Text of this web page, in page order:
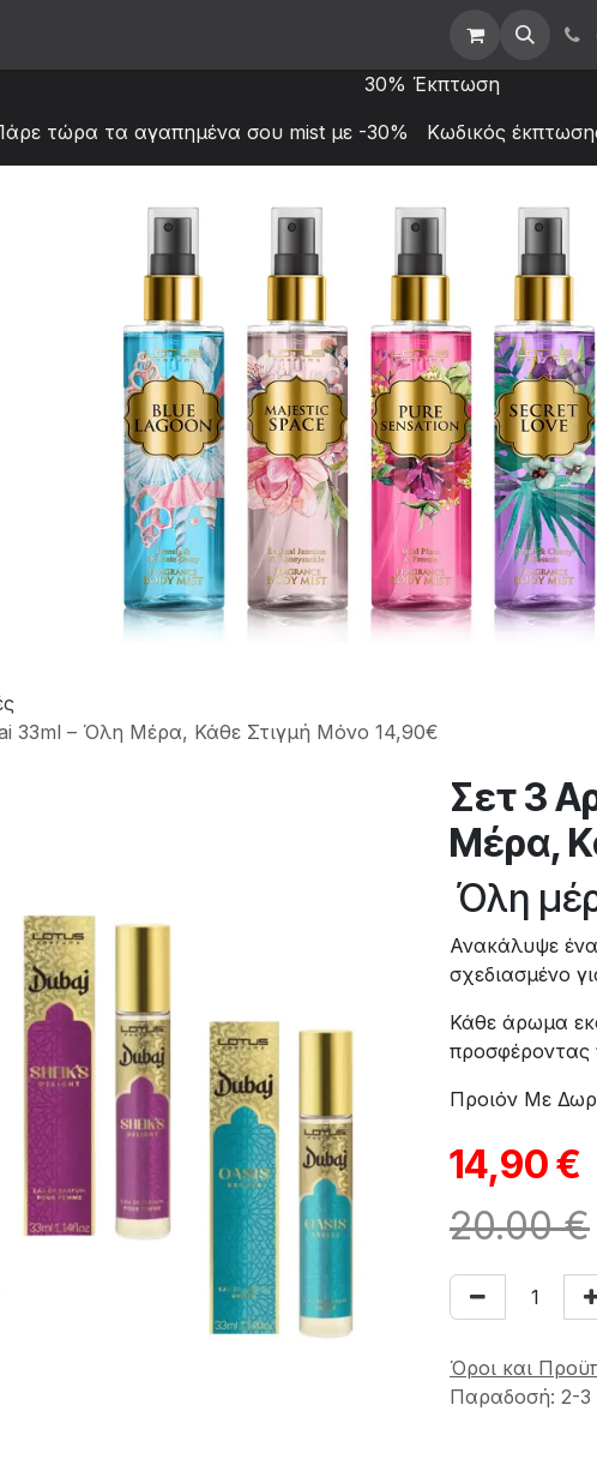
Χονδρική
30% Έκπτωση
τώρα τα αγαπημένα σου mist με -30% Κωδικός
33ml – Όλη Μέρα, Κάθε Στιγμή Μόνο 14,90€
Σετ 3
Μέρα,
Όλη
Ανακάλυψε ένα
σχεδιασμένο
Κάθε άρωμα
προσφέροντας
Προιόν Με
14,90€
20.00 €
Όροι και
Παραδοσή: 2-3